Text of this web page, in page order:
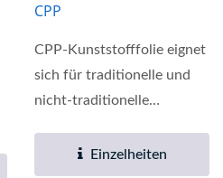
CPP
CPP-Kunststofffolie eignet
sich für traditionelle und
nicht-traditionelle
Einzelheiten